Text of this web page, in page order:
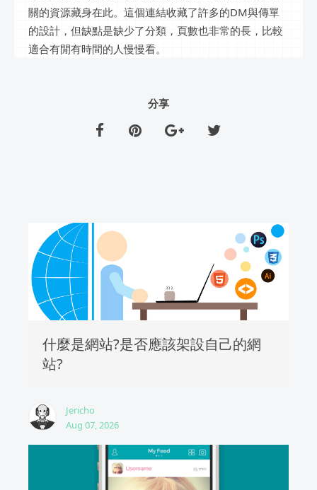
關的資源藏身在此。這個連結收藏了許多的DM與傳單
的設計，但缺點是缺少了分類，頁數也非常的長，比較
適合有閒有時間的人慢慢看。
分享
什麼是網站?是否應該架設自己的網
站?
Jericho
Aug 07, 2026